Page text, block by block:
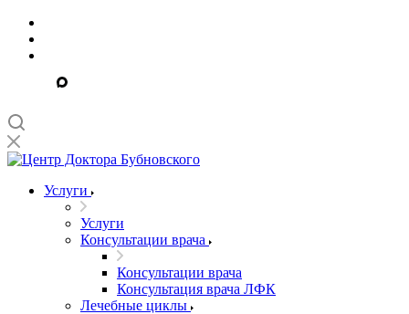
Услуги
Услуги
Консультации врача
Консультации врача
Консультация врача ЛФК
Лечебные циклы